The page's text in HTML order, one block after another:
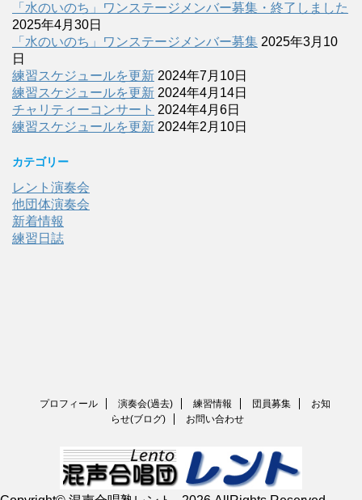
「水のいのち」ワンステージメンバー募集・終了しました
2025年4月30日
「水のいのち」ワンステージメンバー募集 2025年3月10
日
練習スケジュールを更新 2024年7月10日
練習スケジュールを更新 2024年4月14日
チャリティーコンサート 2024年4月6日
練習スケジュールを更新 2024年2月10日
カテゴリー
レント演奏会
他団体演奏会
新着情報
練習日誌
プロフィール 演奏会(過去) 練習情報 団員募集
お知
らせ(ブログ)
お問い合わせ